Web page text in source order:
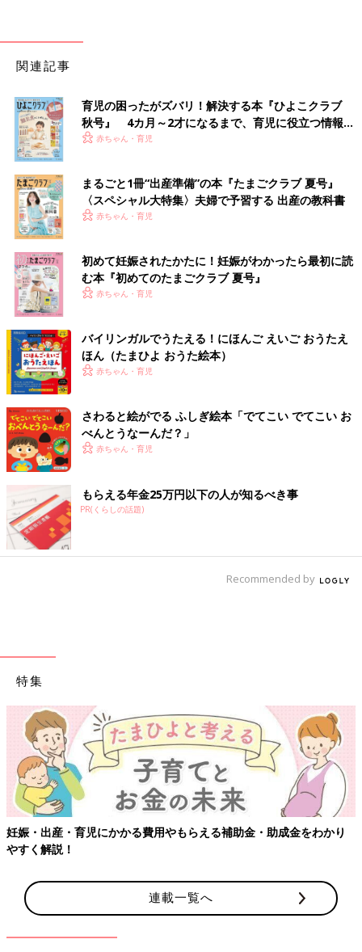
関連記事
育児の困ったがズバリ！解決する本『ひよこクラブ
秋号』 4カ月～2才になるまで、育児に役立つ情報が
いっぱい！
赤ちゃん・育児
まるごと1冊“出産準備”の本『たまごクラブ 夏号』
〈スペシャル大特集〉夫婦で予習する 出産の教科書
赤ちゃん・育児
初めて妊娠されたかたに！妊娠がわかったら最初に読
む本『初めてのたまごクラブ 夏号』
赤ちゃん・育児
バイリンガルでうたえる！にほんご えいご おうたえ
ほん（たまひよ おうた絵本）
赤ちゃん・育児
さわると絵がでる ふしぎ絵本「でてこい でてこい お
べんとうなーんだ？」
赤ちゃん・育児
もらえる年金25万円以下の人が知るべき事
PR(くらしの話題)
Recommended by
特集
助金・助成金をわかり 【ワクチン接種できるものも】妊婦の感
連載一覧へ